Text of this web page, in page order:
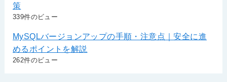
策
339件のビュー
MySQLバージョンアップの手順・注意点｜安全に進
めるポイントを解説
262件のビュー